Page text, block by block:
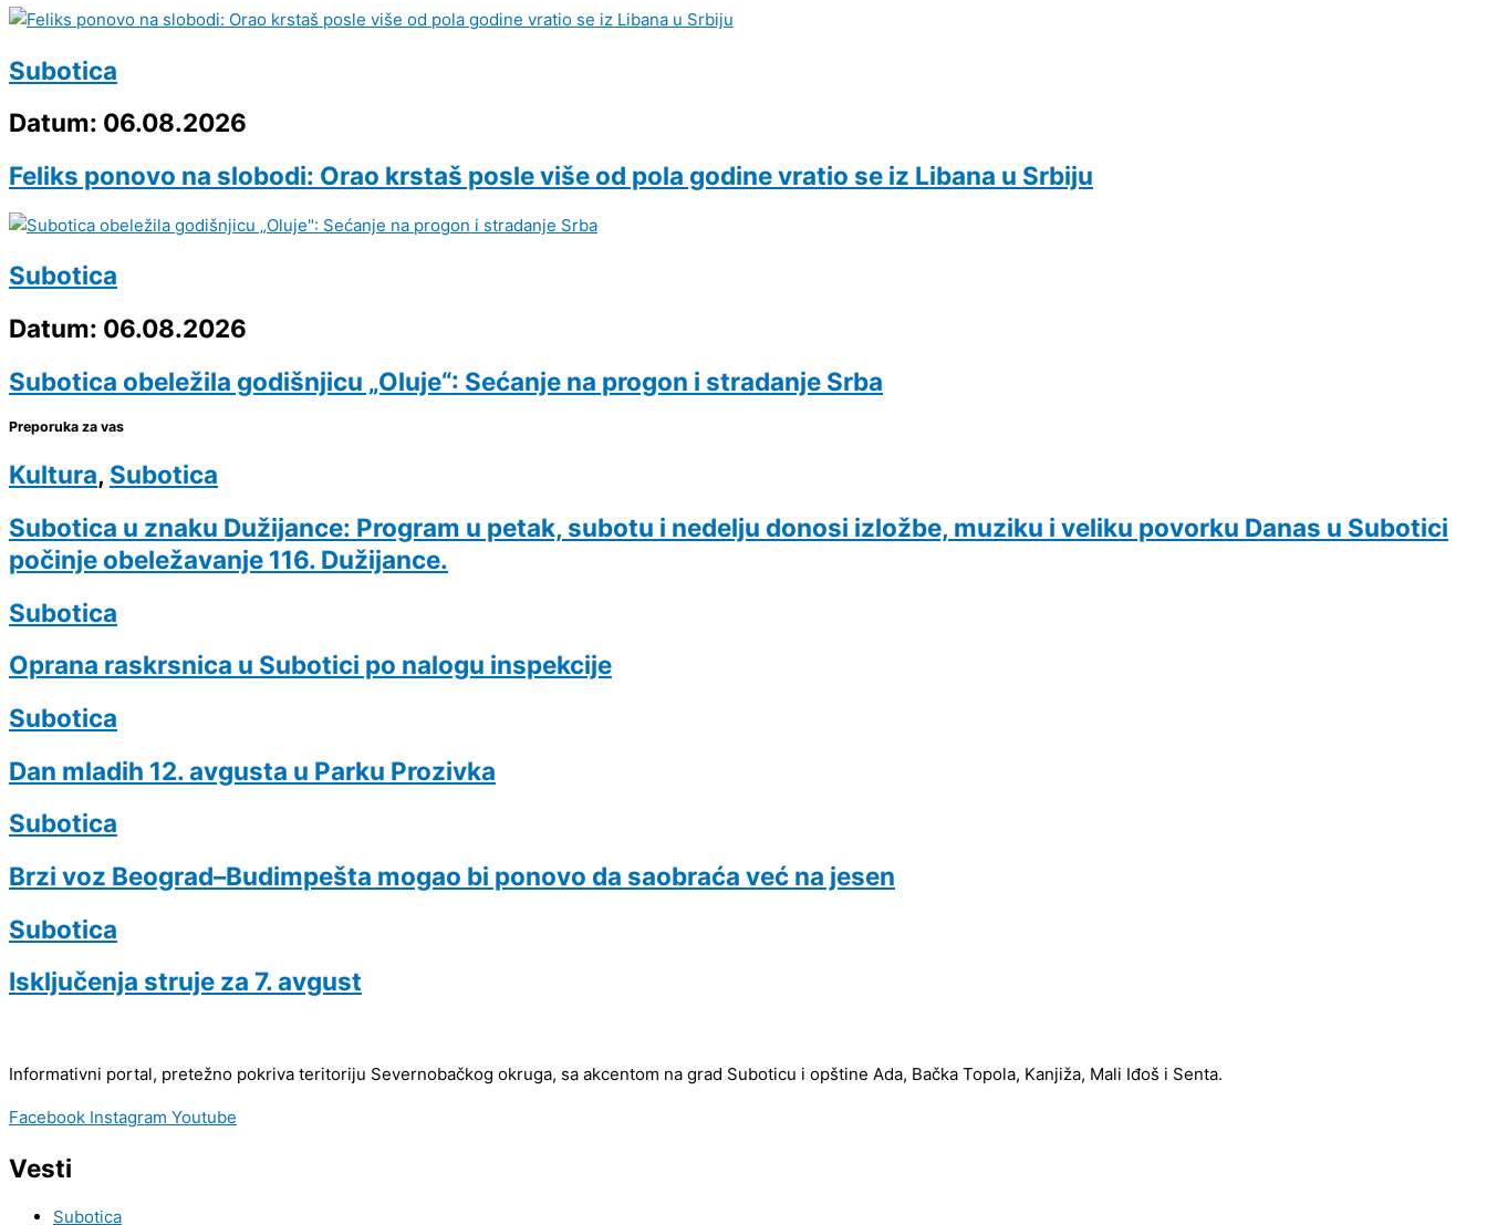
Subotica
Datum: 06.08.2026
Feliks ponovo na slobodi: Orao krstaš posle više od pola godine vratio se iz Libana u Srbiju
Subotica
Datum: 06.08.2026
Subotica obeležila godišnjicu „Oluje“: Sećanje na progon i stradanje Srba
Preporuka za vas
Kultura, Subotica
Subotica u znaku Dužijance: Program u petak, subotu i nedelju donosi izložbe, muziku i veliku povorku Danas u Subotici
počinje obeležavanje 116. Dužijance.
Subotica
Oprana raskrsnica u Subotici po nalogu inspekcije
Subotica
Dan mladih 12. avgusta u Parku Prozivka
Subotica
Brzi voz Beograd–Budimpešta mogao bi ponovo da saobraća već na jesen
Subotica
Isključenja struje za 7. avgust
Informativni portal, pretežno pokriva teritoriju Severnobačkog okruga, sa akcentom na grad Suboticu i opštine Ada, Bačka Topola, Kanjiža, Mali Iđoš i Senta.
Facebook Instagram Youtube
Vesti
Subotica